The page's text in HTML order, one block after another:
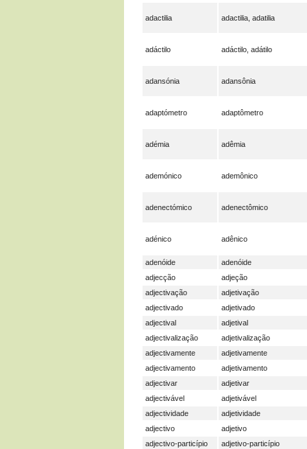
adactilia adactilia, adatilia
adáctilo adáctilo, adátilo
adansónia adansônia
adaptómetro adaptômetro
adémia adêmia
ademónico ademônico
adenectómico adenectômico
adénico adênico
adenóide
adenóide
adjecção
adjeção
adjectivação
adjetivação
adjectivado
adjetivado
adjectival
adjetival
adjectivalização
adjetivalização
adjectivamente
adjetivamente
adjectivamento
adjetivamento
adjectivar
adjetivar
adjectivável
adjetivável
adjectividade
adjetividade
adjectivo
adjetivo
adjectivo-particípio
adjetivo-particípio